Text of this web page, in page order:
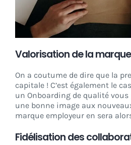
Valorisation de la
On a coutume de dire que la
capitale ! C’est également le
un Onboarding de qualité
une bonne image aux
marque employeur en sera
Fidélisation des